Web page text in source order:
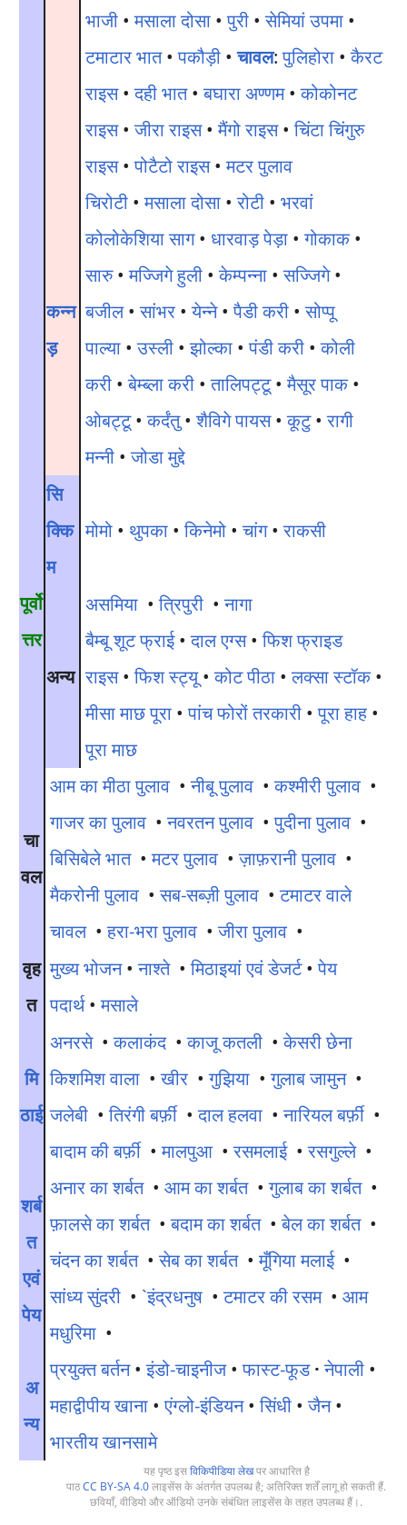
भाजी •मसाला दोसा •पुरी •सेमियां उपमा •
टमाटार भात•पकौड़ी •चावल:पुलिहोरा •कैरट
राइस•दही भात•बघारा अण्णम•कोकोनट
राइस•जीरा राइस•मैंगो राइस•चिंटा चिंगुरु
राइस•पोटैटो राइस•मटर पुलाव
कन्न
ड़
चिरोटी •मसाला दोसा •रोटी • भरवां
कोलोकेशिया साग• धारवाड़ पेड़ा •गोकाक•
सारु•मज्जिगे हुली •केम्पन्ना •सज्जिगे•
बजील•सांभर •येन्ने•पैडी करी •सोप्पू
पाल्या •उस्ली •झोल्का •पंडी करी •कोली
करी •बेम्ब्ला करी •तालिपट्टू•मैसूर पाक•
ओबट्टू•कर्दंतु•शैविगे पायस•कूटु•रागी
मन्नी •जोडा मुद्दे
पूर्वो
त्तर
सि
क्कि
म
मोमो • थुपका •किनेमो •चांग•राकसी
अन्य
असमिया •त्रिपुरी •नागा
बैम्बू शूट फ्राई•दाल एग्स•फिश फ्राइड
राइस•फिश स्ट्यू•कोट पीठा •लक्सा स्टॉक•
मीसा माछ पूरा •पांच फोरों तरकारी •पूरा हाह •
पूरा माछ
चा
वल
आम का मीठा पुलाव •नीबू पुलाव •कश्मीरी पुलाव •
गाजर का पुलाव •नवरतन पुलाव •पुदीना पुलाव •
बिसिबेले भात •मटर पुलाव •ज़ाफ़रानी पुलाव •
मैकरोनी पुलाव •सब-सब्ज़ी पुलाव •टमाटर वाले
चावल •हरा-भरा पुलाव •जीरा पुलाव •
वृह
त
मुख्य भोजन•नाश्ते•मिठाइयां एवं डेजर्ट•पेय
पदार्थ•मसाले
मि
ठाई
अनरसे •कलाकंद •काजू कतली •केसरी छेना
किशमिश वाला •खीर •गुझिया •गुलाब जामुन •
जलेबी •तिरंगी बर्फ़ी •दाल हलवा •नारियल बर्फ़ी •
बादाम की बर्फ़ी •मालपुआ •रसमलाई •रसगुल्ले •
शर्ब
त
एवं
पेय
अनार का शर्बत • आम का शर्बत •गुलाब का शर्बत •
फ़ालसे का शर्बत •बदाम का शर्बत •बेल का शर्बत •
चंदन का शर्बत •सेब का शर्बत •मूँगिया मलाई •
सांध्य सुंदरी • `इंद्रधनुष •टमाटर की रसम • आम
मधुरिमा •
अ
न्य
प्रयुक्त बर्तन•इंडो-चाइनीज•फास्ट-फूड · नेपाली •
महाद्वीपीय खाना •एंग्लो-इंडियन•सिंधी •जैन•
भारतीय खानसामे
यह पृष्ठ इसविकिपीडिया लेखपर आधारित है
पाठCC BY-SA 4.0लाइसेंस के अंतर्गत उपलब्ध है; अतिरिक्त शर्तें लागू हो सकती हैं.
छवियाँ, वीडियो और ऑडियो उनके संबंधित लाइसेंस के तहत उपलब्ध हैं।.